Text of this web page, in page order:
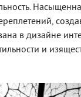
в дизайне
и